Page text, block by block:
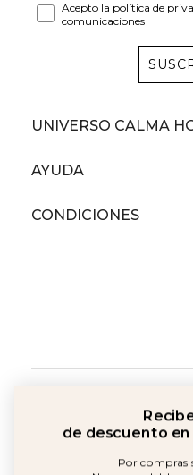
Acepto la política de
comunicaciones
UNIVERSO CALMA
AYUDA
CONDICIONES
Acepto política y